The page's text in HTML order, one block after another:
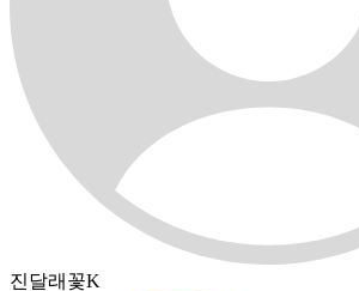
진달래꽃K